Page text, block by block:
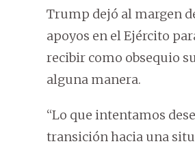
Trump dejó al margen
apoyos en el Ejército
recibir como obsequio
alguna manera.
“Lo que intentamos
transición hacia una